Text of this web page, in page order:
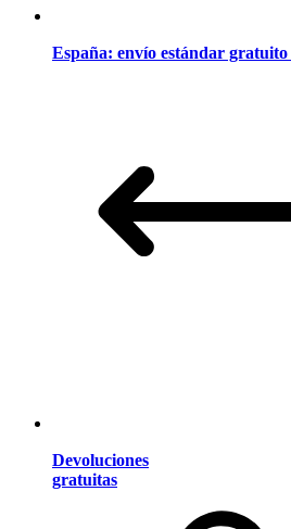
España: envío estándar gratuito
Devoluciones
gratuitas